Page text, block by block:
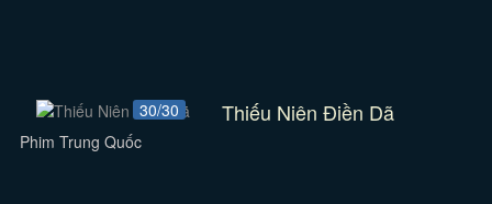
30/30 Thiếu Niên Điền Dã
Phim Trung Quốc